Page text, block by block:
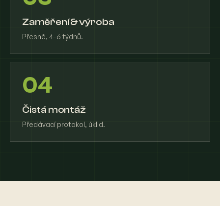
Zaměření & výroba
Přesně, 4–6 týdnů.
04
Čistá montáž
Předávací protokol, úklid.